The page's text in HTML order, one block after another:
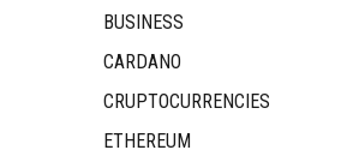
BUSINESS
CARDANO
CRUPTOCURRENCIES
ETHEREUM